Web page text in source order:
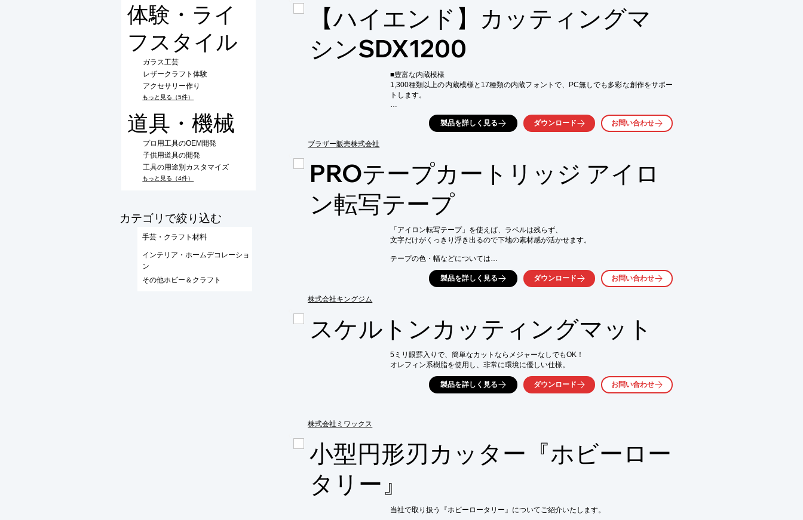
体験・ライ
フスタイル
ガラス工芸
レザークラフト体験
アクセサリー作り
もっと見る（5件）
道具・機械
プロ用工具のOEM開発
子供用道具の開発
工具の用途別カスタマイズ
もっと見る（4件）
​カテゴリで絞り込む
手芸・クラフト材料
インテリア・ホームデコレーショ
ン
その他ホビー＆クラフト
【導入の効果】
・布地の種類や用途に合わせたカットが可能
・作業効率の向上
・仕上がりの質の向上
【ハイエンド】カッティングマ
シンSDX1200
ブラザー販売株式会社
■豊富な内蔵模様
1,300種類以上の内蔵模様と17種類の内蔵フォントで、PC無しでも多彩な創作をサポー
トします。
■自動ブレード調整機能搭載
今までは、素材によって手動で刃の調整を行う必要がありましたが、スキャンカットDX
は素材の厚みを感知して刃の量を調整無しでそのまま素材をカットいただけるようにな
■3mmカットに対応
最大厚さ3mmまでの素材がカット可能となったことで、紙、布だけではなく、新たにウ
レタンフォーム、革、キャンバス地など、更に様々な素材に対応出来るようになりまし
※厚さ3ｍｍまでのカットは、フェルト、ウレタンフォームなどの場合。素材や硬さに
よっては切れない場合もあります。
■ロールカット状素材もカットできる
別売のロールフィーダーを使えば、ロール状の素材をそのままセットして、長尺のデザ
※別途オプション品の購入が必要
製品を詳しく見る ダウンロード お問い合わせ
PROテープカートリッジ アイロ
ン転写テープ
株式会社キングジム
「アイロン転写テープ」を使えば、ラベルは残らず、
文字だけがくっきり浮き出るので下地の素材感が活かせます。
テープの色・幅などについては
PDFをダウンロードしていただくか、お気軽にお問い合わせください。
製品を詳しく見る
ダウンロード お問い合わせ
スケルトンカッティングマット
株式会社ミワックス
5ミリ眼罫入りで、簡単なカットならメジャーなしでもOK！
オレフィン系樹脂を使用し、非常に環境に優しい仕様。
製品を詳しく見る ダウンロード お問い合わせ
小型円形刃カッター『ホビーロー
タリー』
当社で取り扱う『ホビーロータリー』についてご紹介いたします。